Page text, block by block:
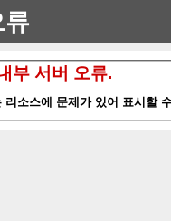
부 서버 오류.
리소스에 문제가 있어 표시할